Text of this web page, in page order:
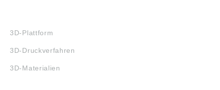
3D-Plattform
3D-Druckverfahren
3D-Materialien